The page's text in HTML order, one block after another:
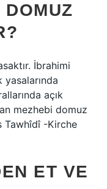
İbrahimi
açık
mezhebi domuz
Tawhîdî -Kirche
ET VE